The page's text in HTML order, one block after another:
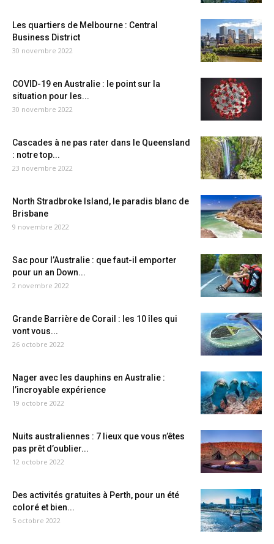
Les quartiers de Melbourne : Central
Business District
30 novembre 2022
COVID-19 en Australie : le point sur la
situation pour les...
30 novembre 2022
Cascades à ne pas rater dans le Queensland
: notre top...
23 novembre 2022
North Stradbroke Island, le paradis blanc de
Brisbane
9 novembre 2022
Sac pour l’Australie : que faut-il emporter
pour un an Down...
2 novembre 2022
Grande Barrière de Corail : les 10 îles qui
vont vous...
26 octobre 2022
Nager avec les dauphins en Australie :
l’incroyable expérience
19 octobre 2022
Nuits australiennes : 7 lieux que vous n’êtes
pas prêt d’oublier...
12 octobre 2022
Des activités gratuites à Perth, pour un été
coloré et bien...
5 octobre 2022